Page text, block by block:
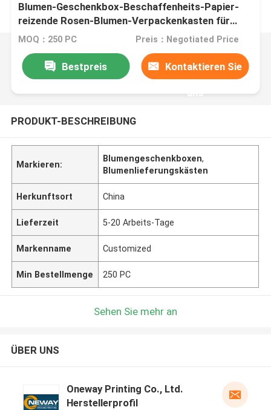
Blumen-Geschenkbox-Beschaffenheits-Papier-
reizende Rosen-Blumen-Verpackenkasten für
Valentinstag-Geschenk
MOQ：250 PC Preis：Negotiated Price
Bestpreis Kontaktieren Sie
uns
PRODUKT-BESCHREIBUNG
Markieren:
Blumengeschenkboxen,
Blumenlieferungskästen
Herkunftsort China
Lieferzeit 5-20 Arbeits-Tage
Markenname Customized
Min Bestellmenge 250 PC
Sehen Sie mehr an
ÜBER UNS
Oneway Printing Co., Ltd.
Herstellerprofil